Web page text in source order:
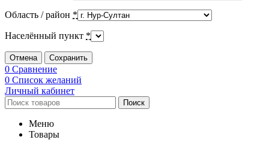
Область / район *
Населённый пункт *
Отмена Сохранить
0 Сравнение
0 Список желаний
Личный кабинет
Поиск
Меню
Товары